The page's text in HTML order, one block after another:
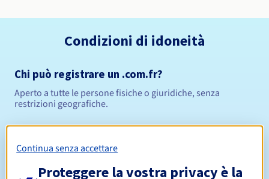
Condizioni di idoneità
Chi può registrare un .com.fr?
Aperto a tutte le persone fisiche o giuridiche, senza
restrizioni geografiche.
Regole di gestione e notifiche
Continua senza accettare
Proteggere la vostra privacy è la